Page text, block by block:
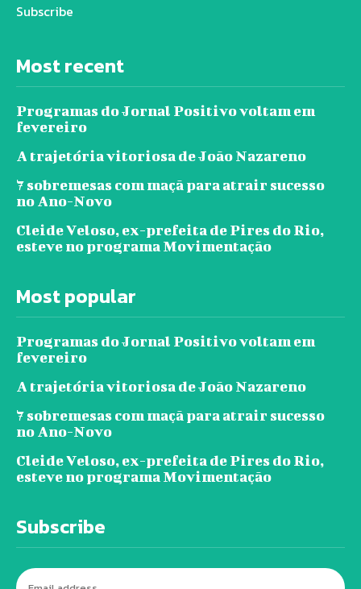
Subscribe
Most recent
Programas do Jornal Positivo voltam em
fevereiro
A trajetória vitoriosa de João Nazareno
7 sobremesas com maçã para atrair sucesso
no Ano-Novo
Cleide Veloso, ex-prefeita de Pires do Rio,
esteve no programa Movimentação
Most popular
Programas do Jornal Positivo voltam em
fevereiro
A trajetória vitoriosa de João Nazareno
7 sobremesas com maçã para atrair sucesso
no Ano-Novo
Cleide Veloso, ex-prefeita de Pires do Rio,
esteve no programa Movimentação
Subscribe